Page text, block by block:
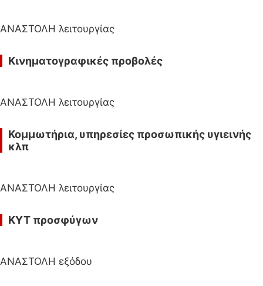
ΑΝΑΣΤΟΛΗ λειτουργίας
Κινηματογραφικές προβολές
ΑΝΑΣΤΟΛΗ λειτουργίας
Κομμωτήρια, υπηρεσίες προσωπικής υγιεινής
κλπ
ΑΝΑΣΤΟΛΗ λειτουργίας
ΚΥΤ προσφύγων
ΑΝΑΣΤΟΛΗ εξόδου